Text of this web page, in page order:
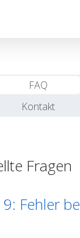
FAQ
Kontakt
Fragen
Fehler